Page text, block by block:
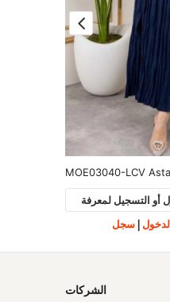
MOE03040-LCV
التسجيل لمعرفة
| سجل
الشركات